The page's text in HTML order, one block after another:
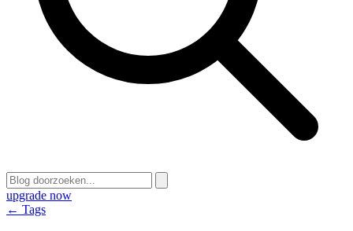
upgrade now
← Tags